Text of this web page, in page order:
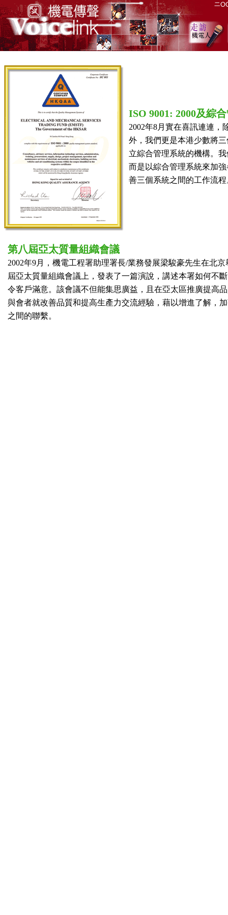
ISO 9001: 2000及綜
2002年8月實在喜訊連連，
外，我們更是本港少數將三
立綜合管理系統的機構。
而是以綜合管理系統來加
善三個系統之間的工作流程
第八屆亞太質量組織會議
2002年9月，機電工程署助理署長/業務發展梁駿豪先生在北
屆亞太質量組織會議上，發表了一篇演說，講述本署如何不
令客戶滿意。該會議不但能集思廣益，且在亞太區推廣提高
與會者就改善品質和提高生產力交流經驗，藉以增進了解，
之間的聯繫。